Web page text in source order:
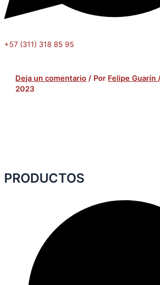
+57 (311) 318 85 95
Deja un comentario / Por Felipe Guarín
2023
PRODUCTOS